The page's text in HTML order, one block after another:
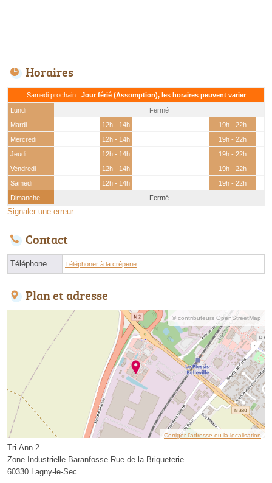
Horaires
Samedi prochain : Jour férié (Assomption), les horaires peuvent varier
Lundi
Fermé
Mardi
12h - 14h
19h - 22h
Mercredi
12h - 14h
19h - 22h
Jeudi
12h - 14h
19h - 22h
Vendredi
12h - 14h
19h - 22h
Samedi
12h - 14h
19h - 22h
Dimanche
Fermé
Signaler une erreur
Contact
Téléphone Téléphoner à la crêperie
Plan et adresse
© contributeurs OpenStreetMap
Corriger l’adresse ou la localisation
Tri-Ann 2
Zone Industrielle Baranfosse Rue de la Briqueterie
60330 Lagny-le-Sec